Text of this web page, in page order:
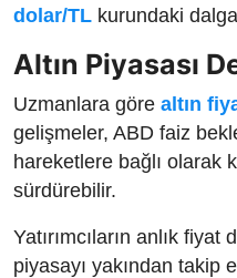
dolar/TL kurundaki
Altın Piyasası
Uzmanlara göre altın
gelişmeler, ABD faiz
hareketlere bağlı olarak
sürdürebilir.
Yatırımcıların anlık
piyasayı yakından takip